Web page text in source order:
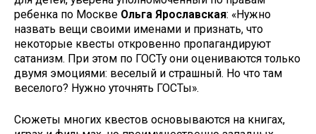
ребенка по Москве Ольга Ярославская: «Нужно
назвать вещи своими именами и признать, что
некоторые квесты откровенно пропагандируют
сатанизм. При этом по ГОСТу они оцениваются только
двумя эмоциями: веселый и страшный. Но что там
веселого? Нужно уточнять ГОСТы».
Сюжеты многих квестов основываются на книгах,